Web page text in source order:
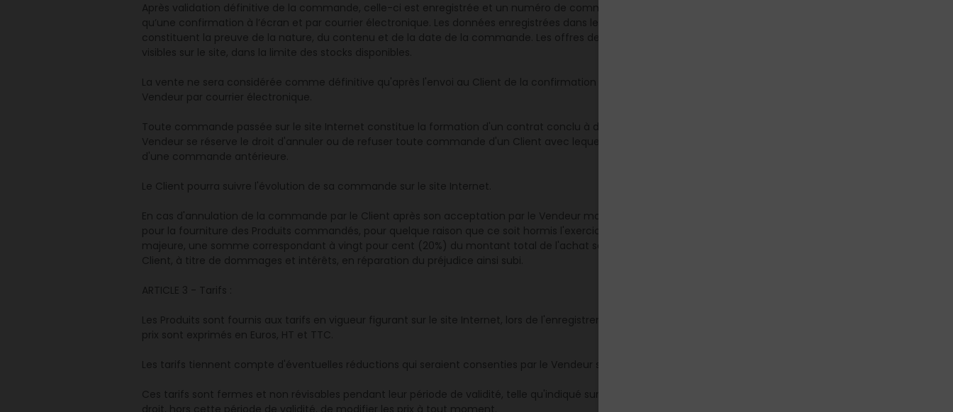
Après validation définitive de la commande, celle-ci est enregistrée et un numéro de commande est communiqué au Client ainsi
qu’une confirmation à l’écran et par courrier électronique. Les données enregistrées dans le système informatique du Vendeur
constituent la preuve de la nature, du contenu et de la date de la commande. Les offres de Produits sont valables tant qu'elles sont
visibles sur le site, dans la limite des stocks disponibles.
La vente ne sera considérée comme définitive qu'après l'envoi au Client de la confirmation de l'acceptation de la commande par le
Vendeur par courrier électronique.
Toute commande passée sur le site Internet constitue la formation d'un contrat conclu à distance entre le Client et le Vendeur. Le
Vendeur se réserve le droit d'annuler ou de refuser toute commande d'un Client avec lequel il existerait un litige relatif au paiement
d'une commande antérieure.
Le Client pourra suivre l'évolution de sa commande sur le site Internet.
En cas d'annulation de la commande par le Client après son acceptation par le Vendeur moins de cinq (5) jours avant la date prévue
pour la fourniture des Produits commandés, pour quelque raison que ce soit hormis l'exercice du droit de rétractation ou la force
majeure, une somme correspondant à vingt pour cent (20%) du montant total de l'achat sera acquise au Vendeur et facturée au
Client, à titre de dommages et intérêts, en réparation du préjudice ainsi subi.
ARTICLE 3 - Tarifs :
Les Produits sont fournis aux tarifs en vigueur figurant sur le site Internet, lors de l'enregistrement de la commande par le Vendeur. Les
prix sont exprimés en Euros, HT et TTC.
Les tarifs tiennent compte d'éventuelles réductions qui seraient consenties par le Vendeur sur le site internet.
Ces tarifs sont fermes et non révisables pendant leur période de validité, telle qu'indiqué sur le site Internet, le Vendeur se réservant le
droit, hors cette période de validité, de modifier les prix à tout moment.